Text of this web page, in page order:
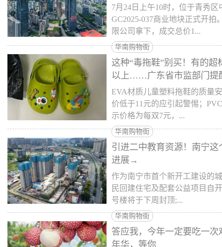
7月24日上午10时，位于青秀
GC2025-037商业地块正式开
限公司拿下，成交总价1...
华南购物街
这种“毒拖鞋”别买！有的超
以上……广东省市监部门提
EVA材质儿童塑料拖鞋的质量
价低于11元的应引起警惕；
示价格为每双7元，...
华南购物街
引进二中教育资源！南宁
进展→
作为南宁市首个新开工建设的
民回建住宅及配套公益项目自
号楼将于下周封顶;...
华南购物街
答应我，今年一定要吃一
年华，等你